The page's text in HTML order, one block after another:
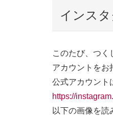
インス
このたび、つく
アカウントをお
公式アカウント
https://
以下の画像を読